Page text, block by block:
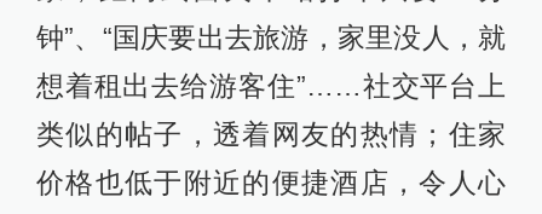
钟”、“国庆要出去旅游，家里没人，就
想着租出去给游客住”……社交平台上
类似的帖子，透着网友的热情；住家
价格也低于附近的便捷酒店，令人心